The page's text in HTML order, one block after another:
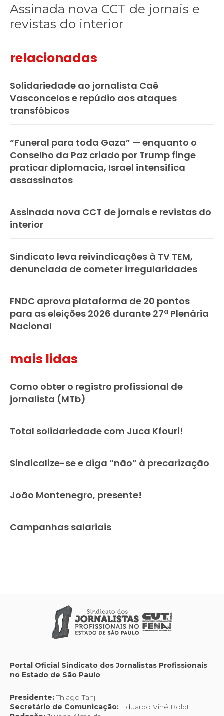
Assinada nova CCT de jornais e
revistas do interior
relacionadas
Solidariedade ao jornalista Caê
Vasconcelos e repúdio aos ataques
transfóbicos
“Funeral para toda Gaza” — enquanto o
Conselho da Paz criado por Trump finge
praticar diplomacia, Israel intensifica
assassinatos
Assinada nova CCT de jornais e revistas do
interior
Sindicato leva reivindicações à TV TEM,
denunciada de cometer irregularidades
FNDC aprova plataforma de 20 pontos
para as eleições 2026 durante 27ª Plenária
Nacional
mais lidas
Como obter o registro profissional de
jornalista (MTb)
Total solidariedade com Juca Kfouri!
Sindicalize-se e diga “não” à precarização
João Montenegro, presente!
Campanhas salariais
Portal Oficial Sindicato dos Jornalistas Profissionais
no Estado de São Paulo
Presidente:Thiago Tanji
Secretário de Comunicação: Eduardo Viné Boldt